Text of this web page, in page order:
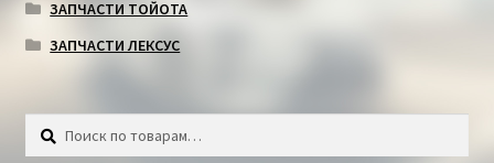
ЗАПЧАСТИ ТОЙОТА
ЗАПЧАСТИ ЛЕКСУС
Искать:
Поиск